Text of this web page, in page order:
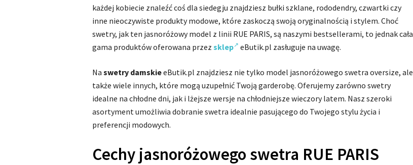
każdej kobiecie znaleźć coś dla siedegju znajdziesz bułki szklane, rododendry, czwartki czy
inne nieoczywiste produkty modowe, które zaskoczą swoją oryginalnością i stylem. Choć
swetry, jak ten jasnoróżowy model z linii RUE PARIS, są naszymi bestsellerami, to jednak cała
gama produktów oferowana przez sklep eButik.pl zasługuje na uwagę.
Na swetry damskieeButik.pl znajdziesz nie tylko model jasnoróżowego swetra oversize, ale
także wiele innych, które mogą uzupełnić Twoją garderobę. Oferujemy zarówno swetry
idealne na chłodne dni, jak i lżejsze wersje na chłodniejsze wieczory latem. Nasz szeroki
asortyment umożliwia dobranie swetra idealnie pasującego do Twojego stylu życia i
preferencji modowych.
Cechy jasnoróżowego swetra RUE PARIS